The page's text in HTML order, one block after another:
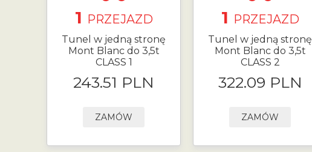
1 PRZEJAZD
Tunel w jedną stronę
Mont Blanc do 3,5t
CLASS 1
243.51 PLN
ZAMÓW
1 PRZEJAZD
Tunel w jedną stronę
Mont Blanc do 3,5t
CLASS 2
322.09 PLN
ZAMÓW